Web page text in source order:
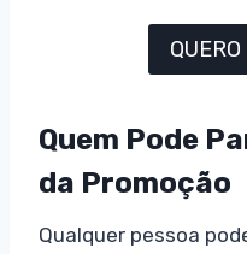
Quem Pode
da Promoção
Qualquer pessoa